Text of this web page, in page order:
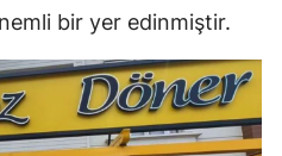
bir yer edinmiştir.